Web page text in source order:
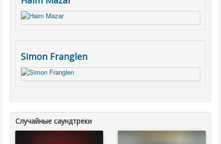
Simon Franglen
Случайные саундтреки